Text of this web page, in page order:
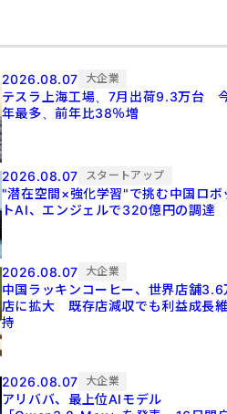
2026.08.07 大企業
テスラ上海工場、7月出荷9.3万台
年最多、前年比38％増
2026.08.07 スタートアップ
"潜在空間×強化学習"で挑む中国ロボ
トAI、エンジェルで320億円の調達
2026.08.07 大企業
中国ラッキンコーヒー、世界店舗3.6
店に拡大 既存店減収でも利益成長
持
2026.08.07 大企業
アリババ、最上位AIモデル